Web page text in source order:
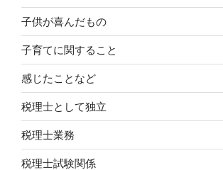
子供が喜んだもの
子育てに関すること
感じたことなど
税理士として独立
税理士業務
税理士試験関係